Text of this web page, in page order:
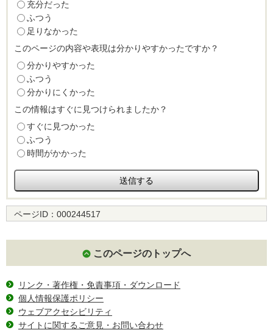
充分だった
ふつう
足りなかった
このページの内容や表現は分かりやすかったですか？
分かりやすかった
ふつう
分かりにくかった
この情報はすぐに見つけられましたか？
すぐに見つかった
ふつう
時間がかかった
ページID： 000244517
このページのトップへ
リンク・著作権・免責事項・ダウンロード
個人情報保護ポリシー
ウェブアクセシビリティ
サイトに関するご意見・お問い合わせ